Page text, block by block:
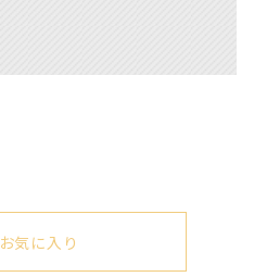
お気に入り